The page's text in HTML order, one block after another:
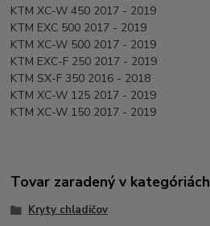
KTM XC-W 450 2017 - 2019
KTM EXC 500 2017 - 2019
KTM XC-W 500 2017 - 2019
KTM EXC-F 250 2017 - 2019
KTM SX-F 350 2016 - 2018
KTM XC-W 125 2017 - 2019
KTM XC-W 150 2017 - 2019
Tovar zaradený v kategóriách
Kryty chladičov